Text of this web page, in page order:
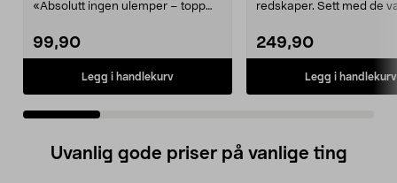
«Absolutt ingen ulemper – topp
99,90
Legg i handlekurv
redskaper. Sett med de
249,90
Legg i handlekurv
Uvanlig gode priser på vanlige ting